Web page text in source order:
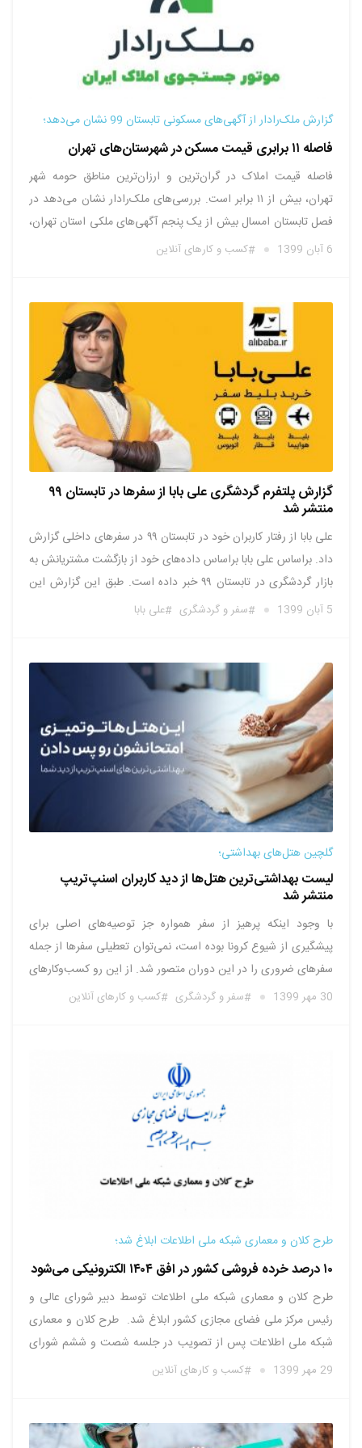
گزارش ملک‌رادار از آگهی‌های مسکونی تابستان 99 نشان می‌دهد؛
فاصله ۱۱ برابری قیمت مسکن در شهرستان‌های تهران
فاصله قیمت املاک در گران‌ترین و ارزان‌ترین مناطق حومه شهر
تهران، بیش از ۱۱ برابر است. بررسی‌های ملک‌رادار نشان می‌دهد در
فصل تابستان امسال بیش از یک پنجم آگهی‌های ملکی استان تهران،
مربوط به غیر از مناطق ۲۲ گانه داخل شهر تهران بوده است؛ اما
6 آبان 1399 کسب و کارهای آنلاین
گزارش پلتفرم گردشگری علی بابا از سفرها در تابستان ۹۹
منتشر شد
علی بابا از رفتار کاربران خود در تابستان ۹۹ در سفرهای داخلی گزارش
داد. براساس علی بابا براساس داده‌های خود از بازگشت مشتریانش به
بازار گردشگری در تابستان ۹۹ خبر داده است. طبق این گزارش این
5 آبان 1399 سفر و گردشگری علی بابا
گلچین هتل‌های بهداشتی؛
لیست بهداشتی‌ترین هتل‌ها از دید کاربران اسنپ‌تریپ
منتشر شد
با وجود اینکه پرهیز از سفر همواره جز توصیه‌های اصلی‌ برای
پیشگیری از شیوع کرونا بوده است، نمی‌توان تعطیلی سفرها از جمله
سفرهای ضروری را در این دوران متصور شد. از این رو کسب‌وکارهای
فعال در حوزه گردشگری موظف هستند شرایط را هر چه بیشتر برای
30 مهر 1399 سفر و گردشگری کسب و کارهای آنلاین
طرح کلان و معماری شبکه ملی اطلاعات ابلاغ شد؛
۱۰ درصد خرده فروشی کشور در افق ۱۴۰۴ الکترونیکی می‌شود
طرح کلان و معماری شبکه ملی اطلاعات توسط دبیر شورای عالی و
رئیس مرکز ملی فضای مجازی کشور ابلاغ شد. طرح کلان و معماری
شبکه ملی اطلاعات پس از تصویب در جلسه شصت و ششم شورای
عالی فضای مجازی کشور به منظور اجرا توسط نهادهای متولی ابلاغ
29 مهر 1399 کسب و کارهای آنلاین